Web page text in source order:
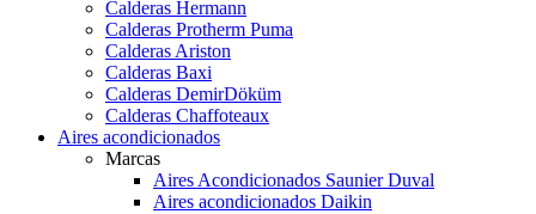
Calderas Hermann
Calderas Protherm Puma
Calderas Ariston
Calderas Baxi
Calderas DemirDöküm
Calderas Chaffoteaux
Aires acondicionados
Marcas
Aires Acondicionados Saunier Duval
Aires acondicionados Daikin